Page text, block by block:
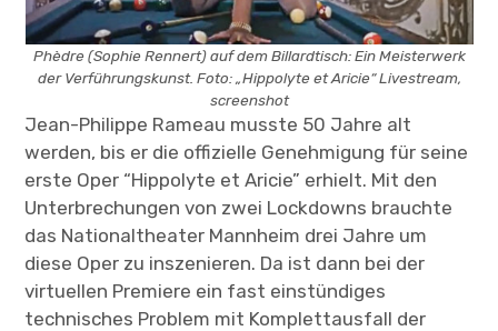
Phèdre (Sophie Rennert) auf dem Billardtisch: Ein Meisterwerk
der Verführungskunst. Foto: „Hippolyte et Aricie“ Livestream,
screenshot
Jean-Philippe Rameau musste 50 Jahre alt
werden, bis er die offizielle Genehmigung für seine
erste Oper “Hippolyte et Aricie” erhielt. Mit den
Unterbrechungen von zwei Lockdowns brauchte
das Nationaltheater Mannheim drei Jahre um
diese Oper zu inszenieren. Da ist dann bei der
virtuellen Premiere ein fast einstündiges
technisches Problem mit Komplettausfall der